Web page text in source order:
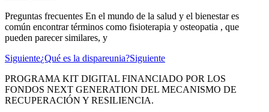
Preguntas frecuentes En el mundo de la salud y el bienestar es
común encontrar términos como fisioterapia y osteopatia , que
pueden parecer similares, y
Siguiente¿Qué es la dispareunia?Siguiente
PROGRAMA KIT DIGITAL FINANCIADO POR LOS
FONDOS NEXT GENERATION DEL MECANISMO DE
RECUPERACIÓN Y RESILIENCIA.